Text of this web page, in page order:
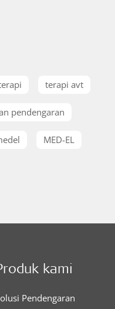
terapi avt
pendengaran
MED-EL
kami
Pendengaran